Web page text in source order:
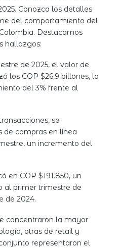
Conozca los detalles
del comportamiento del
Destacamos
hallazgos:
de 2025, elvalor de
los COP $26,9 billones, lo
del 3% frente al
, se
de compras en línea
un incremento del
en COP $191.850, un
al primer trimestre de
de 2024.
concentraron la mayor
otras de retail y
representaron el